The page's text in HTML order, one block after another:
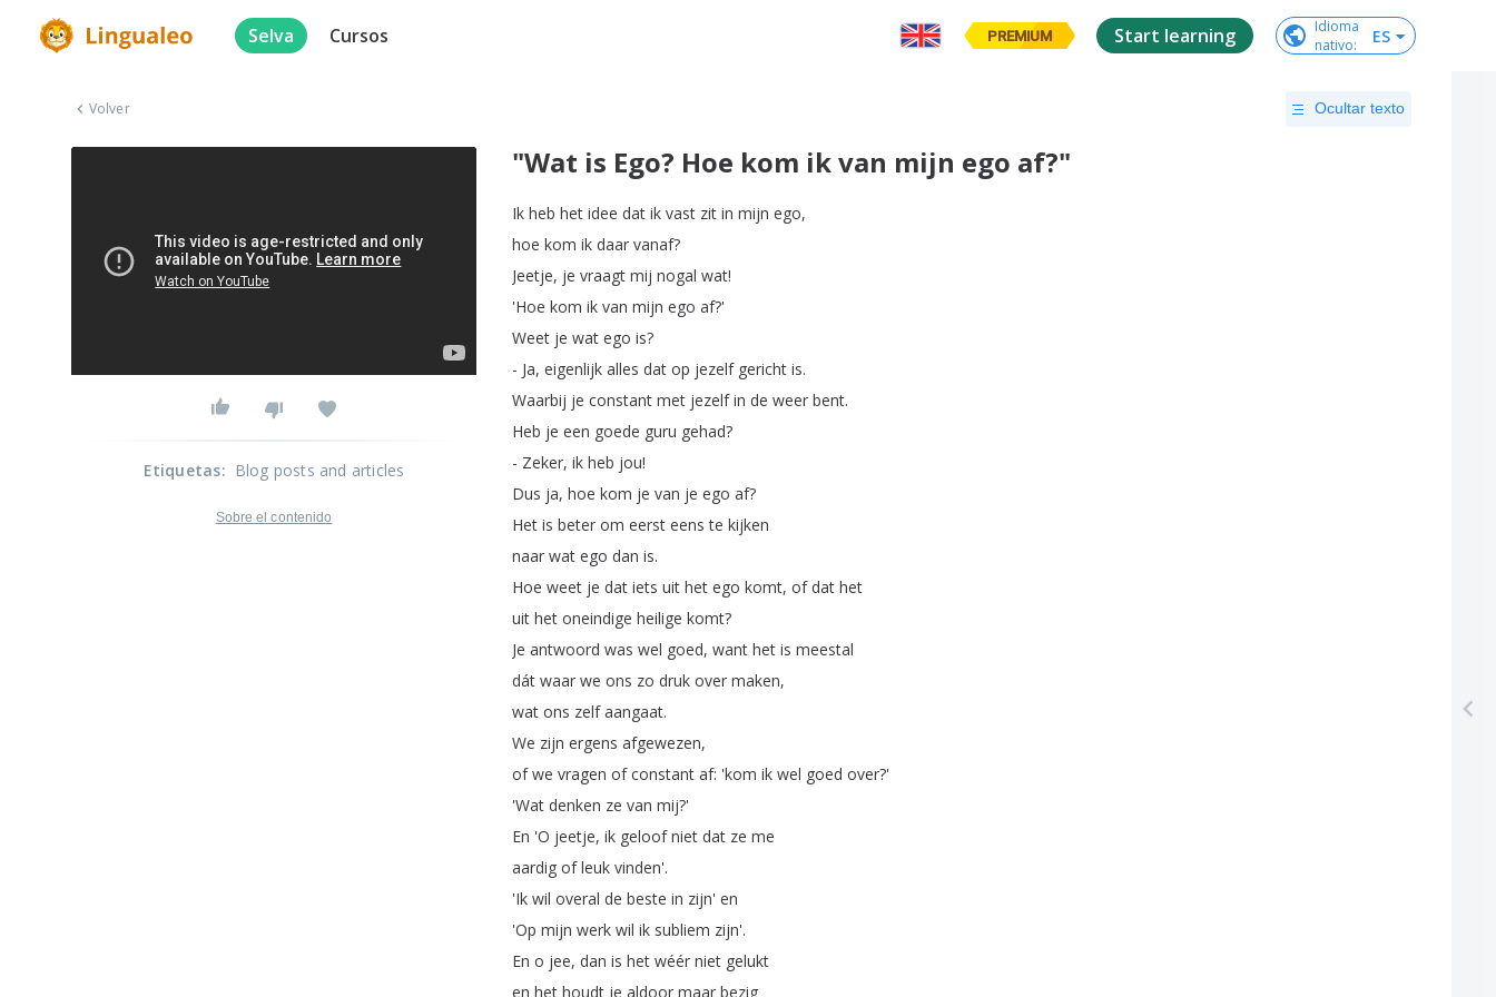
Selva Cursos PREMIUM Start learning
Idioma
nativo: ES
Volver Ocultar texto
"Wat is Ego? Hoe kom ik van mijn ego af?"
Ik heb het idee dat ik vast zit in mijn ego,
hoe kom ik daar vanaf?
Jeetje, je vraagt mij nogal wat!
'Hoe kom ik van mijn ego af?'
Weet je wat ego is?
- Ja, eigenlijk alles dat op jezelf gericht is.
Waarbij je constant met jezelf in de weer bent.
Heb je een goede guru gehad?
- Zeker, ik heb jou!
Dus ja, hoe kom je van je ego af?
Het is beter om eerst eens te kijken
naar wat ego dan is.
Hoe weet je dat iets uit het ego komt, of dat het
uit het oneindige heilige komt?
Je antwoord was wel goed, want het is meestal
dát waar we ons zo druk over maken,
wat ons zelf aangaat.
We zijn ergens afgewezen,
of we vragen of constant af: 'kom ik wel goed over?'
'Wat denken ze van mij?'
En 'O jeetje, ik geloof niet dat ze me
aardig of leuk vinden'.
'Ik wil overal de beste in zijn' en
'Op mijn werk wil ik subliem zijn'.
En o jee, dan is het wéér niet gelukt
en het houdt je aldoor maar bezig
Etiquetas: Blog posts and articles
Sobre el contenido